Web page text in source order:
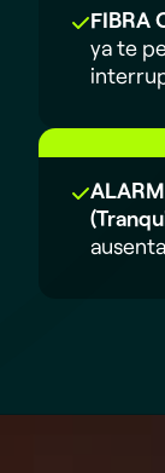
FIBRA
ya te